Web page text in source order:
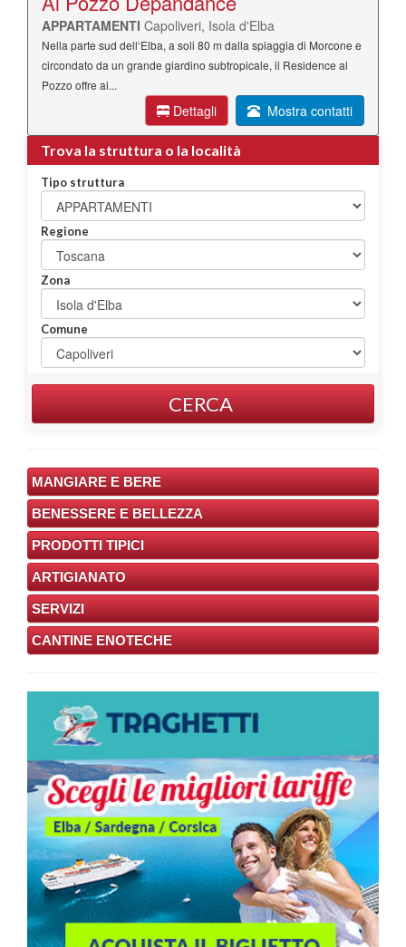
APPARTAMENTI Capoliveri, Isola d'Elba
Nella parte sud dell‘Elba, a soli 80 m dalla spiaggia di Morcone e
circondato da un grande giardino subtropicale, il Residence al
Pozzo offre ai...
Dettagli Mostra contatti
Trova la struttura o la località
Tipo struttura
Regione
Zona
Comune
CERCA
MANGIARE E BERE
BENESSERE E BELLEZZA
PRODOTTI TIPICI
ARTIGIANATO
SERVIZI
CANTINE ENOTECHE